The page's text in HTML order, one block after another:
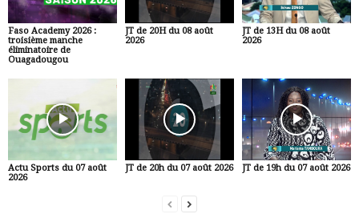
Faso Academy 2026 :
troisième manche
éliminatoire de
Ouagadougou
JT de 20H du 08 août
2026
JT de 13H du 08 août
2026
Actu Sports du 07 août
2026
JT de 20h du 07 août 2026 JT de 19h du 07 août 2026